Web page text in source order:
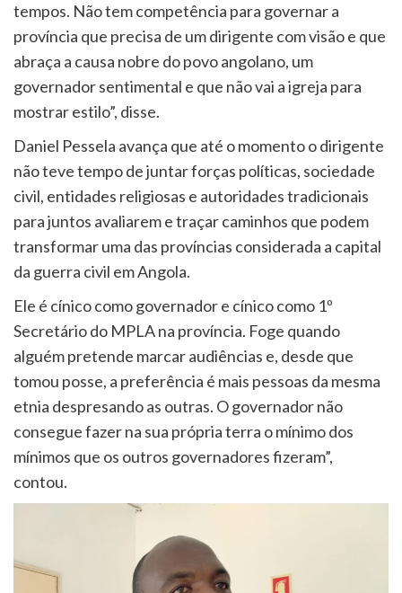
tempos. Não tem competência para governar a
província que precisa de um dirigente com visão e que
abraça a causa nobre do povo angolano, um
governador sentimental e que não vai a igreja para
mostrar estilo”, disse.
Daniel Pessela avança que até o momento o dirigente
não teve tempo de juntar forças políticas, sociedade
civil, entidades religiosas e autoridades tradicionais
para juntos avaliarem e traçar caminhos que podem
transformar uma das províncias considerada a capital
da guerra civil em Angola.
Ele é cínico como governador e cínico como 1º
Secretário do MPLA na província. Foge quando
alguém pretende marcar audiências e, desde que
tomou posse, a preferência é mais pessoas da mesma
etnia despresando as outras. O governador não
consegue fazer na sua própria terra o mínimo dos
mínimos que os outros governadores fizeram”,
contou.